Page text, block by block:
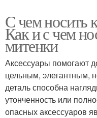
С чем носить
Как и с чем
митенки
Аксессуары помогают
цельным, элегантным,
деталь способна
утонченность или
опасных аксессуаров